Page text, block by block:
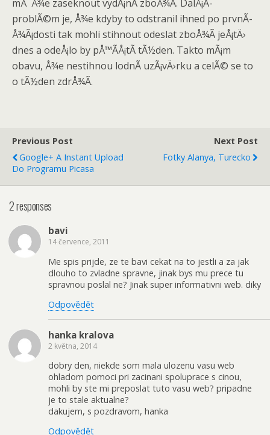
mÅ¯Å¾e zaseknout vydÃ¡nÃ­ zboÅ¾Ã­. DalÅ¡Ã­
problÃ©m je, Å¾e kdyby to odstranil ihned po prvnÃ­
Å¾Ã¡dosti tak mohli stihnout odeslat zboÅ¾Ã­ jeÅ¡tÄ›
dnes a odeÅ¡lo by pÅ™Ã­Å¡tÃ­ tÃ½den. Takto mÃ¡m
obavu, Å¾e nestihnou lodnÃ­ uzÃ¡vÄ›rku a celÃ© se to
o tÃ½den zdrÅ¾Ã­.
Previous Post
Google+ A Instant Upload
Do Programu Picasa
Next Post
Fotky Alanya, Turecko
2 responses
bavi
14 července, 2011
Me spis prijde, ze te bavi cekat na to jestli a za jak
dlouho to zvladne spravne, jinak bys mu prece tu
spravnou poslal ne? Jinak super informativni web. diky
Odpovědět
hanka kralova
2 května, 2014
dobry den, niekde som mala ulozenu vasu web
ohladom pomoci pri zacinani spoluprace s cinou,
mohli by ste mi preposlat tuto vasu web? pripadne
je to stale aktualne?
dakujem, s pozdravom, hanka
Odpovědět